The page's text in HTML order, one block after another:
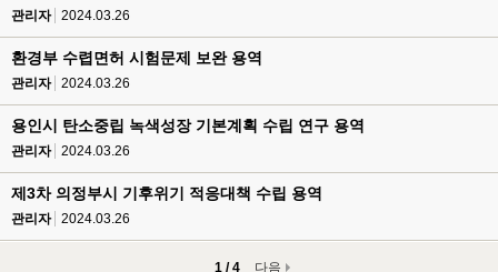
관리자 2024.03.26
환경부 수렵면허 시험문제 보완 용역
관리자 2024.03.26
용인시 탄소중립 녹색성장 기본계획 수립 연구 용역
관리자 2024.03.26
제3차 의정부시 기후위기 적응대책 수립 용역
관리자 2024.03.26
1 / 4 다음